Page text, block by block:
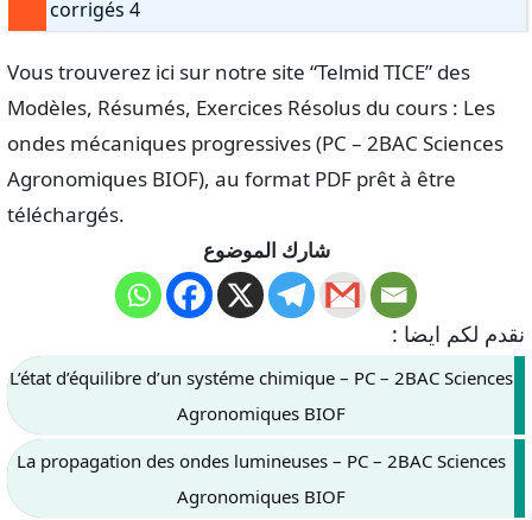
corrigés 4
Vous trouverez ici sur notre site “Telmid TICE” des
Modèles, Résumés, Exercices Résolus du cours : Les
ondes mécaniques progressives (PC – 2BAC Sciences
Agronomiques BIOF), au format PDF prêt à être
téléchargés.
شارك الموضوع
نقدم لكم ايضا :
L’état d’équilibre d’un systéme chimique – PC – 2BAC Sciences
Agronomiques BIOF
La propagation des ondes lumineuses – PC – 2BAC Sciences
Agronomiques BIOF